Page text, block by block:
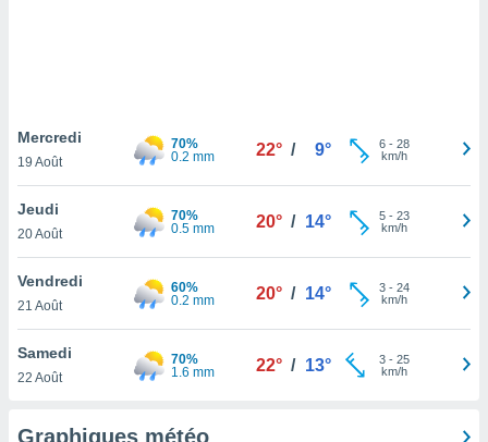
notre
que
et que
Mercredi
19 Août
70%
0.2 mm
22° / 9° 6- 28
km/h
Jeudi
20 Août
70%
0.5 mm
20° / 14° 5- 23
km/h
Vendredi
21 Août
60%
0.2 mm
20° / 14° 3- 24
km/h
Samedi
22 Août
70%
1.6 mm
22° / 13° 3- 25
km/h
Graphiques météo